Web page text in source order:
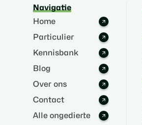
Navigatie
Home
Particulier
Kennisbank
Blog
Over ons
Contact
Alle ongedierte